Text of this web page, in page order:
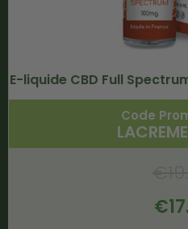
E-liquide CBD Full
Code
€